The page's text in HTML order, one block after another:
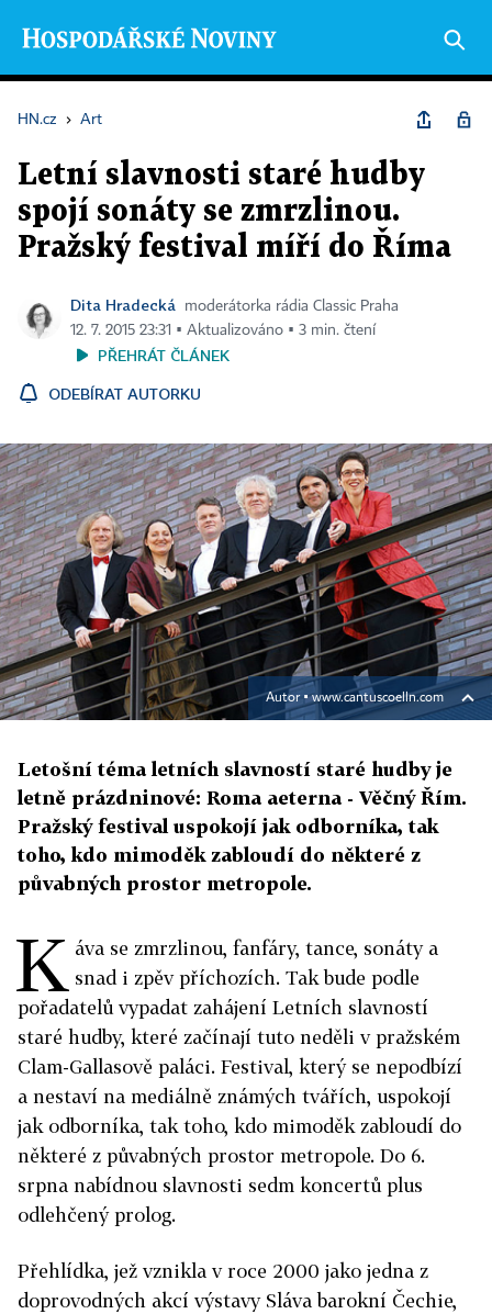
HN.cz › Art
Letní slavnosti staré hudby
spojí sonáty se zmrzlinou.
Pražský festival míří do Říma
Dita Hradecká
moderátorka rádia Classic Praha
12. 7. 2015 23:31 ▪ Aktualizováno ▪ 3 min. čtení
PŘEHRÁT ČLÁNEK
ODEBÍRAT AUTORKU
Autor ▪www.cantuscoelln.com
Letošní téma letních slavností staré hudby je
letně prázdninové: Roma aeterna - Věčný Řím.
Pražský festival uspokojí jak odborníka, tak
toho, kdo mimoděk zabloudí do některé z
půvabných prostor metropole.
K áva se zmrzlinou, fanfáry, tance, sonáty a
snad i zpěv příchozích. Tak bude podle
pořadatelů vypadat zahájení Letních slavností
staré hudby, které začínají tuto neděli v pražském
Clam-Gallasově paláci. Festival, který se nepodbízí
a nestaví na mediálně známých tvářích, uspokojí
jak odborníka, tak toho, kdo mimoděk zabloudí do
některé z půvabných prostor metropole. Do 6.
srpna nabídnou slavnosti sedm koncertů plus
odlehčený prolog.
Přehlídka, jež vznikla v roce 2000 jako jedna z
doprovodných akcí výstavy Sláva barokní Čechie,